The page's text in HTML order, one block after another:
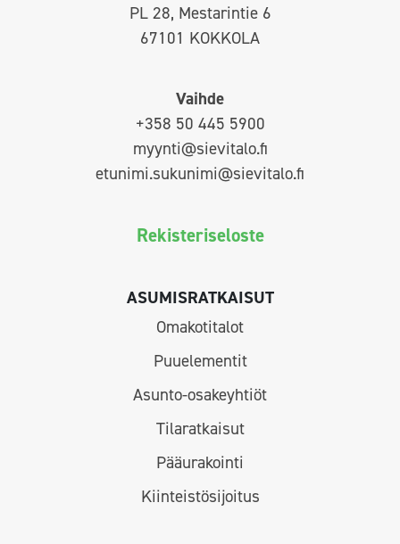
PL 28, Mestarintie 6
67101 KOKKOLA
Vaihde
+358 50 445 5900
myynti@sievitalo.fi
etunimi.sukunimi@sievitalo.fi
Rekisteriseloste
ASUMISRATKAISUT
Omakotitalot
Puuelementit
Asunto-osakeyhtiöt
Tilaratkaisut
Pääurakointi
Kiinteistösijoitus